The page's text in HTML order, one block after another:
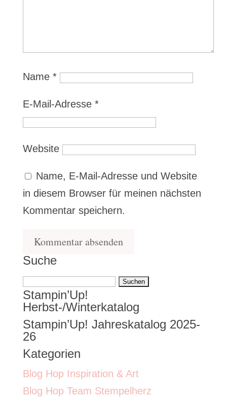
Name *
E-Mail-Adresse *
Website
Name, E-Mail-Adresse und Website
in diesem Browser für meinen nächsten
Kommentar speichern.
Suche
Suchen
nach:
Stampin’Up!
Herbst-/Winterkatalog
Stampin’Up! Jahreskatalog 2025-
26
Kategorien
Blog Hop Inspiration & Art
Blog Hop Team Stempelherz